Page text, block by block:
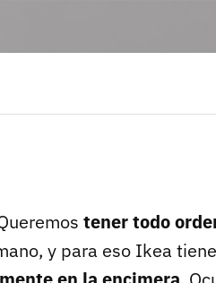
tener todo
y para eso Ikea